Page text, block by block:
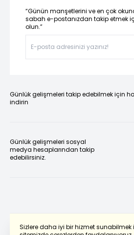
Sizlere daha iyi bir hizmet sunabilmek
“Günün manşetlerini ve en çok
sabah e-postanızdan takip etmek
olun.”
Günlük gelişmeleri takip edebilmek için
indirin
Günlük gelişmeleri sosyal
medya hesaplarından takip
edebilirsiniz.